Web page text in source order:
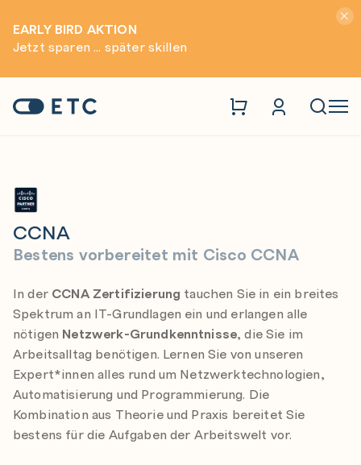
EARLY BIRD AKTION
Jetzt sparen ... später skillen
Startseite: ETC
Cisco CCNA
CCNA
Bestens vorbereitet mit Cisco CCNA
In derCCNA Zertifizierung tauchen Sie in ein breites
Spektrum an IT-Grundlagen ein und erlangen alle
nötigen Netzwerk-Grundkenntnisse, die Sie im
Arbeitsalltag benötigen. Lernen Sie von unseren
Expert*innen alles rund um Netzwerktechnologien,
Automatisierung und Programmierung. Die
Kombination aus Theorie und Praxis bereitet Sie
bestens für die Aufgaben der Arbeitswelt vor.